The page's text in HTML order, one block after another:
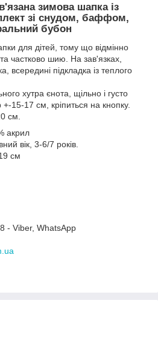
зимова шапка із
зі снудом, баффом,
бубон
для дітей, тому що відмінно
частково шию. На зав'язках,
всередині підкладка із теплого
хутра єнота, щільно і густо
15-17 см, кріпиться на кнопку.
см.
акрил
вік, 3-6/7 років.
см
- Viber, WhatsApp